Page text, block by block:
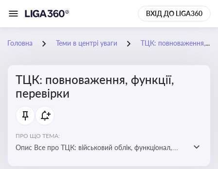
ВХІД ДО LIGA360
Головна Теми в центрі уваги ТЦК: повноваження, функції, перевірки
ТЦК: повноваження, функції,
перевірки
ПРО ЩО ТЕМА:
Опис Все про ТЦК: військовий облік, функціонал,